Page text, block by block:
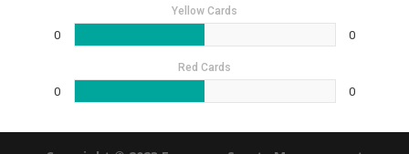
Yellow Cards
0 0
Red Cards
0 0